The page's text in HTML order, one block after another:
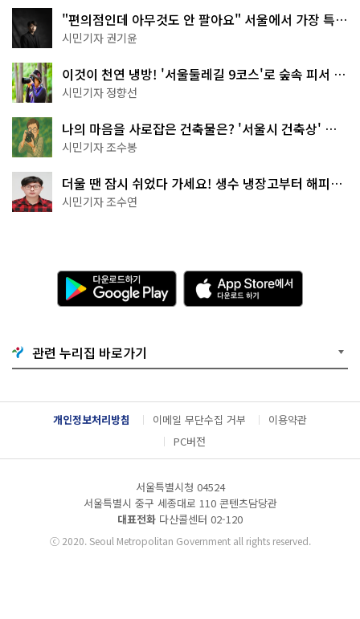
"편의점인데 아무것도 안 팔아요" 서울에서 가장 특별
한 편의점의 정체
시민기자 권기윤
이것이 천연 냉방! '서울둘레길 9코스'로 숲속 피서 떠
나볼까
시민기자 정향선
나의 마음을 사로잡은 건축물은? '서울시 건축상' 수
상작 공개!
시민기자 조수봉
더울 땐 잠시 쉬었다 가세요! 생수 냉장고부터 해피소
·무더위쉼터까지
시민기자 조수연
다
운
로
기
G
o
g
l
e
A
p
p
e
서
다
운
관련 누리집 바로가기
개인정보처리방침 이메일 무단수집 거부
이용약관
PC버전
서울특별시청 04524
서울특별시 중구 세종대로 110 콘텐츠담당관
대표전화 다산콜센터 02-120
ⓒ2020. Seoul Metropolitan Government all rights reserved.